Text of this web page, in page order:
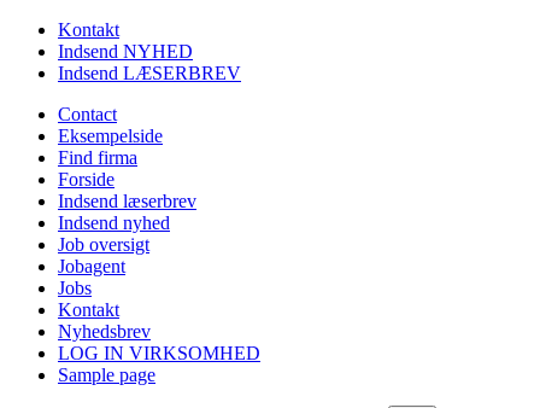
Kontakt
Indsend NYHED
Indsend LÆSERBREV
Contact
Eksempelside
Find firma
Forside
Indsend læserbrev
Indsend nyhed
Job oversigt
Jobagent
Jobs
Kontakt
Nyhedsbrev
LOG IN VIRKSOMHED
Sample page